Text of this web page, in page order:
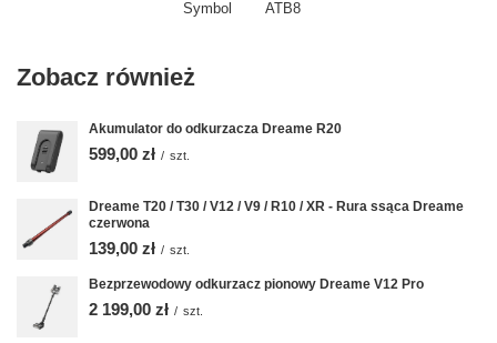
Symbol ATB8
Zobacz również
Akumulator do odkurzacza Dreame R20
599,00 zł / szt.
Dreame T20 / T30 / V12 / V9 / R10 / XR - Rura ssąca Dreame
czerwona
139,00 zł / szt.
Bezprzewodowy odkurzacz pionowy Dreame V12 Pro
2 199,00 zł / szt.